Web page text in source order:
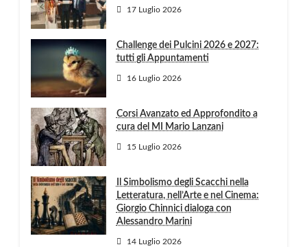
17 Luglio 2026
Challenge dei Pulcini 2026 e 2027:
tutti gli Appuntamenti
16 Luglio 2026
Corsi Avanzato ed Approfondito a
cura del MI Mario Lanzani
15 Luglio 2026
Il Simbolismo degli Scacchi nella
Letteratura, nell’Arte e nel Cinema:
Giorgio Chinnici dialoga con
Alessandro Marini
14 Luglio 2026